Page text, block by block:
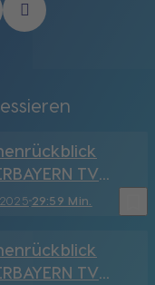
29:59 Min.
TV
SR vom
TV